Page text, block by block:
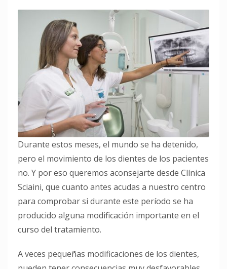
Durante estos meses, el mundo se ha detenido,
pero el movimiento de los dientes de los pacientes
no. Y por eso queremos aconsejarte desde Clínica
Sciaini, que cuanto antes acudas a nuestro centro
para comprobar si durante este período se ha
producido alguna modificación importante en el
curso del tratamiento.
A veces pequeñas modificaciones de los dientes,